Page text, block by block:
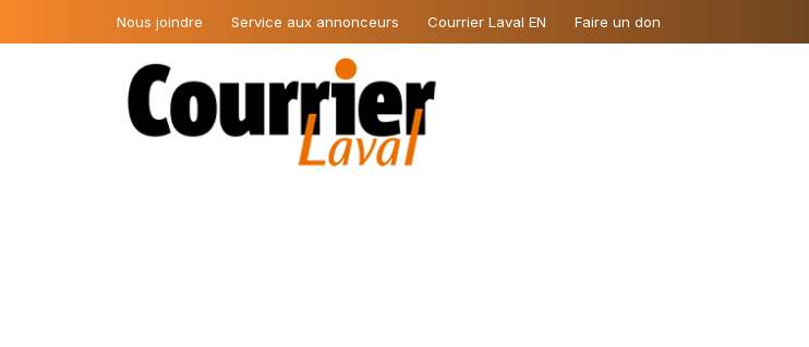
Nous joindre Service aux annonceurs Courrier Laval EN Faire un don